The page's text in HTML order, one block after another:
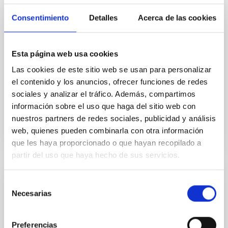
Consentimiento Detalles Acerca de las cookies
Esta página web usa cookies
Las cookies de este sitio web se usan para personalizar
el contenido y los anuncios, ofrecer funciones de redes
sociales y analizar el tráfico. Además, compartimos
información sobre el uso que haga del sitio web con
nuestros partners de redes sociales, publicidad y análisis
web, quienes pueden combinarla con otra información
que les haya proporcionado o que hayan recopilado a
partir del uso que haya hecho de sus servicios.
Necesarias
Preferencias
de la Ciencia. El equipo presenta los avances
científicos y tecnológicos del centro y refuerza
tecnológicos e infraestructuras científicas
mayor foro español de Industria de la Ciencia El Big
Science Industry Forum Spain 2025, organizado por
Fecha de publicación 04/12/2025 - 12:48:01
El IAC, presente en la XVII Reunión